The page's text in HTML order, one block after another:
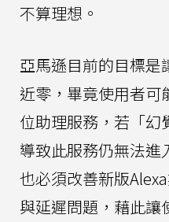
不算理想。
亞馬遜目前的目標是
近零，畢竟使用者可
位助理服務，若「幻
導致此服務仍無法進
也必須改善新版
與延遲問題，藉此讓